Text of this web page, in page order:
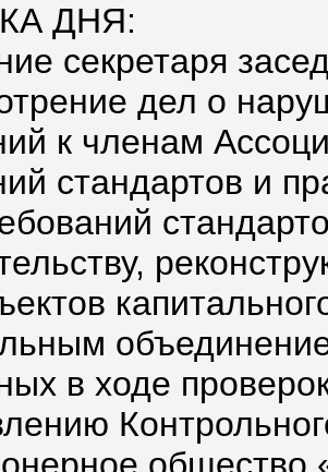
ДНЯ:
секретаря
дел о
к членам
стандартов и
в ходе